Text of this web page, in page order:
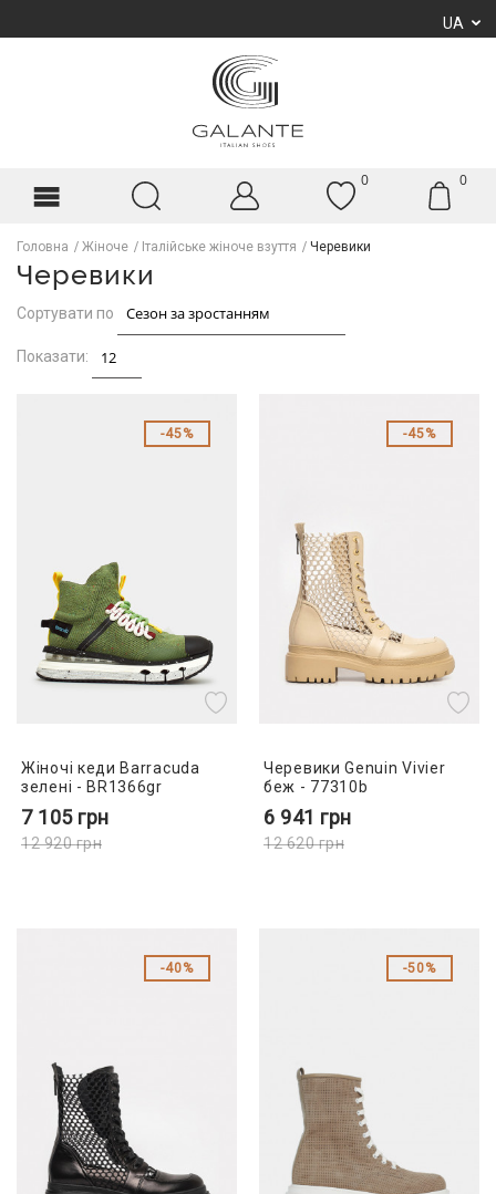
UA
0 0
Головна Жіноче Італійське жіноче взуття Черевики
Черевики
Сортувати по
Показати:
45%
Жіночі кеди Barracuda
зелені - BR1366gr
7 105 грн
12 920грн
45%
Черевики Genuin Vivier
беж - 77310b
6 941 грн
12 620грн
40% 50%